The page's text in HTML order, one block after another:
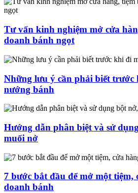
Tư vấn kinh nghiệm mở cửa
doanh bánh ngọt
Những lưu ý cần phải biết trước
nướng bánh
Hướng dẫn phân biệt và sử
muối nở
7 bước bắt đầu để mở một tiệm,
doanh bánh